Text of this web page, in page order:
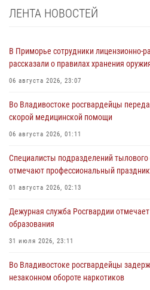
ЛЕНТА НОВОСТЕЙ
В Приморье сотрудники лицензионно-
рассказали о правилах хранения
06 августа 2026, 23:07
Во Владивостоке росгвардейцы
скорой медицинской помощи
06 августа 2026, 01:11
Специалисты подразделений
отмечают профессиональный праздник
01 августа 2026, 02:13
Дежурная служба Росгвардии
образования
31 июля 2026, 23:11
Во Владивостоке росгвардейцы
незаконном обороте наркотиков